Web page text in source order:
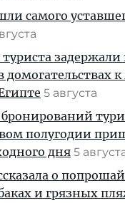
самого
туриста задержали
5 августа
полугодии
дня 5
о
и грязных